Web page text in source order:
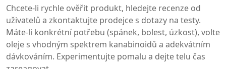
Chcete-li rychle ověřit produkt, hledejte recenze od
uživatelů a zkontaktujte prodejce s dotazy na testy.
Máte‑li konkrétní potřebu (spánek, bolest, úzkost), volte
oleje s vhodným spektrem kanabinoidů a adekvátním
dávkováním. Experimentujte pomalu a dejte telu čas